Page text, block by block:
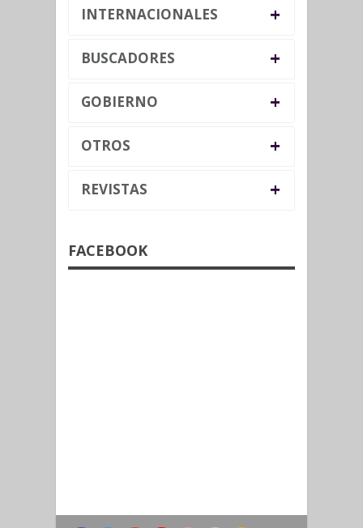
INTERNACIONALES +
BUSCADORES +
GOBIERNO +
OTROS +
REVISTAS +
FACEBOOK